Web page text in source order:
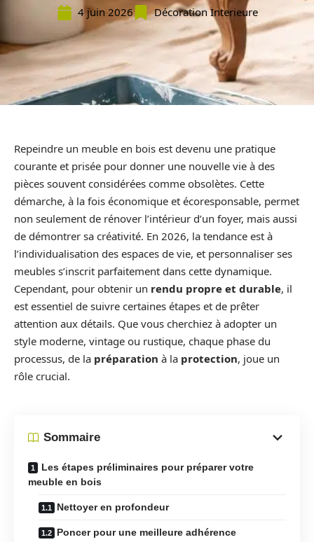
4 juin 2026 Décoration Interieure
Repeindre un meuble en bois est devenu une pratique
courante et prisée pour donner une nouvelle vie à des
pièces souvent considérées comme obsolètes. Cette
démarche, à la fois économique et écoresponsable, permet
non seulement de rénover l’intérieur d’un foyer, mais aussi
de démontrer sa créativité. En 2026, la tendance est à
l’individualisation des espaces de vie, et personnaliser ses
meubles s’inscrit parfaitement dans cette dynamique.
Cependant, pour obtenir un rendu propre et durable, il
est essentiel de suivre certaines étapes et de prêter
attention aux détails. Que vous cherchiez à adopter un
style moderne, vintage ou rustique, chaque phase du
processus, de la préparation à la protection, joue un
rôle crucial.
Sommaire
Les étapes préliminaires pour préparer votre
meuble en bois
Nettoyer en profondeur
Poncer pour une meilleure adhérence